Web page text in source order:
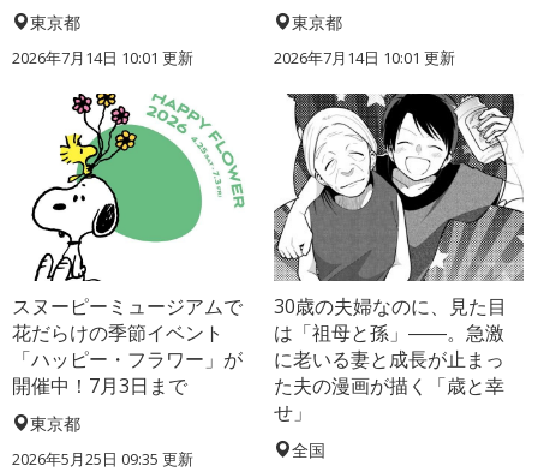
東京都
2026年7月14日 10:01 更新
東京都
2026年7月14日 10:01 更新
スヌーピーミュージアムで
花だらけの季節イベント
「ハッピー・フラワー」が
開催中！7月3日まで
東京都
2026年5月25日 09:35 更新
30歳の夫婦なのに、見た目
は「祖母と孫」――。急激
に老いる妻と成長が止まっ
た夫の漫画が描く「歳と幸
せ」
全国